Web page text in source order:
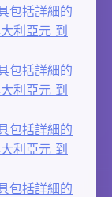
包括詳細的
利亞元 到
包括詳細的
利亞元 到
包括詳細的
利亞元 到
包括詳細的